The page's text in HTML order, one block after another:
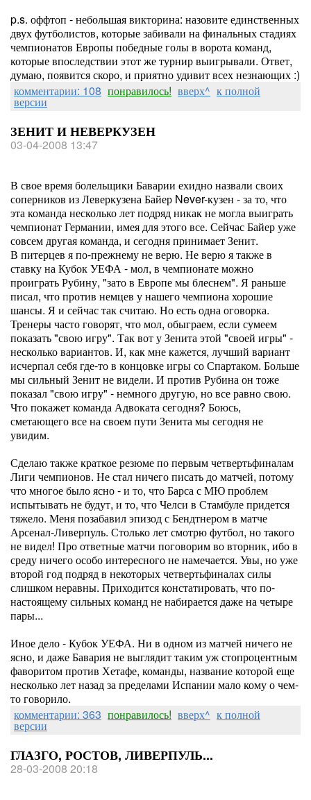
p.s. оффтоп - небольшая викторина: назовите единственных
двух футболистов, которые забивали на финальных стадиях
чемпионатов Европы победные голы в ворота команд,
которые впоследствии этот же турнир выигрывали. Ответ,
думаю, появится скоро, и приятно удивит всех незнающих :)
комментарии: 108 понравилось! вверх^ к полной
версии
ЗЕНИТ И НЕВЕРКУЗЕН
03-04-2008 13:47
В свое время болельщики Баварии ехидно назвали своих
соперников из Леверкузена Байер Never-кузен - за то, что
эта команда несколько лет подряд никак не могла выиграть
чемпионат Германии, имея для этого все. Сейчас Байер уже
совсем другая команда, и сегодня принимает Зенит.
В питерцев я по-прежнему не верю. Не верю я также в
ставку на Кубок УЕФА - мол, в чемпионате можно
проиграть Рубину, "зато в Европе мы блеснем". Я раньше
писал, что против немцев у нашего чемпиона хорошие
шансы. Я и сейчас так считаю. Но есть одна оговорка.
Тренеры часто говорят, что мол, обыграем, если сумеем
показать "свою игру". Так вот у Зенита этой "своей игры" -
несколько вариантов. И, как мне кажется, лучший вариант
исчерпал себя где-то в концовке игры со Спартаком. Больше
мы сильный Зенит не видели. И против Рубина он тоже
показал "свою игру" - немного другую, но все равно свою.
Что покажет команда Адвоката сегодня? Боюсь,
сметающего все на своем пути Зенита мы сегодня не
увидим.
Сделаю также краткое резюме по первым четвертьфиналам
Лиги чемпионов. Не стал ничего писать до матчей, потому
что многое было ясно - и то, что Барса с МЮ проблем
испытывать не будут, и то, что Челси в Стамбуле придется
тяжело. Меня позабавил эпизод с Бендтнером в матче
Арсенал-Ливерпуль. Столько лет смотрю футбол, но такого
не видел! Про ответные матчи поговорим во вторник, ибо в
среду ничего особо интересного не намечается. Увы, но уже
второй год подряд в некоторых четвертьфиналах силы
слишком неравны. Приходится констатировать, что по-
настоящему сильных команд не набирается даже на четыре
пары...
Иное дело - Кубок УЕФА. Ни в одном из матчей ничего не
ясно, и даже Бавария не выглядит таким уж стопроцентным
фаворитом против Хетафе, команды, название которой еще
несколько лет назад за пределами Испании мало кому о чем-
то говорило.
комментарии: 363 понравилось! вверх^ к полной
версии
ГЛАЗГО, РОСТОВ, ЛИВЕРПУЛЬ...
28-03-2008 20:18